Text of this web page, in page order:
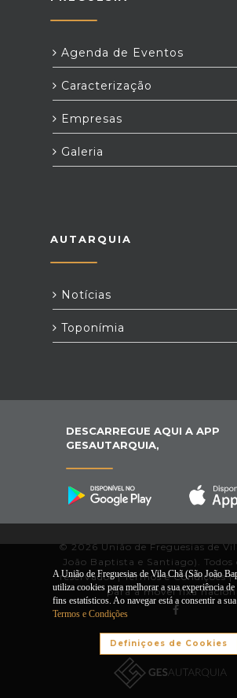
Agenda de Eventos
Caracterização
Empresas
Galeria
AUTARQUIA
Notícias
Toponímia
DESCARREGUE AQUI A APP
GESAUTARQUIA,
© 2026 União de Freguesias de
João Baptista e Santiago). Todos
reservados |Termos e Condições|
para a móvel fixa
Desenvolvido por:
A União de Freguesias de Vila Chã (São João
utiliza cookies para melhorar a sua experiência de
fins estatísticos. Ao navegar está a consentir a
Termos e Condições
Definiçoes de Cookies